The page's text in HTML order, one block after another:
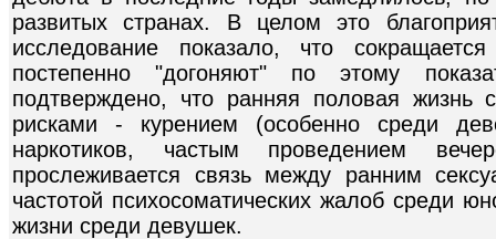
развитых странах. В целом это
исследование показало, что
постепенно "догоняют" по этому
подтверждено, что ранняя половая жизнь
рисками - курением (особенно среди
наркотиков, частым проведением
прослеживается связь между ранним
частотой психосоматических жалоб среди
жизни среди девушек.